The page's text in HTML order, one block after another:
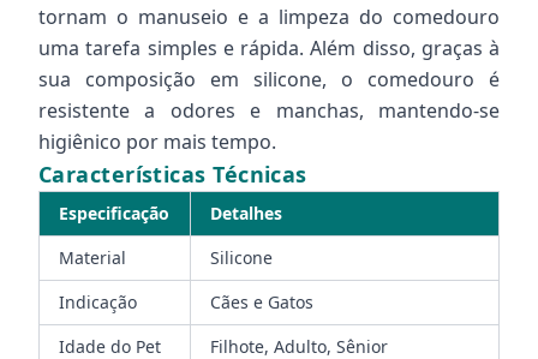
tornam o manuseio e a limpeza do comedouro
uma tarefa simples e rápida. Além disso, graças à
sua composição em silicone, o comedouro é
resistente a odores e manchas, mantendo-se
higiênico por mais tempo.
Características Técnicas
Especificação
Detalhes
Material
Silicone
Indicação
Cães e Gatos
Idade do Pet
Filhote, Adulto, Sênior